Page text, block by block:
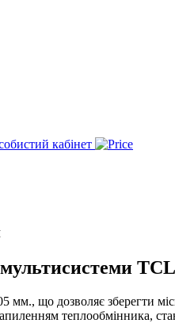
мм., що дозволяє зберегти
теплообмінника,